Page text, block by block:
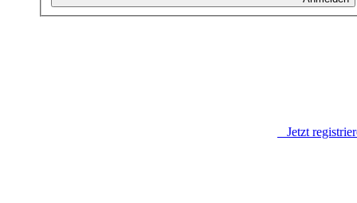
Jetzt